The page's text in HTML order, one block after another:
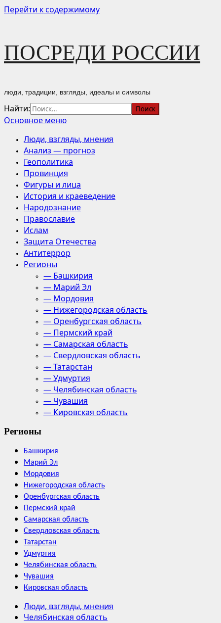
Перейти к содержимому
ПОСРЕДИ РОССИИ
люди, традиции, взгляды, идеалы и символы
Найти:
Основное меню
Люди, взгляды, мнения
Анализ — прогноз
Геополитика
Провинция
Фигуры и лица
История и краеведение
Народознание
Православие
Ислам
Защита Отечества
Антитеррор
Регионы
— Башкирия
— Марий Эл
— Мордовия
— Нижегородская область
— Оренбургская область
— Пермский край
— Самарская область
— Свердловская область
— Татарстан
— Удмуртия
— Челябинская область
— Чувашия
— Кировская область
Регионы
Башкирия
Марий Эл
Мордовия
Нижегородская область
Оренбургская область
Пермский край
Самарская область
Свердловская область
Татарстан
Удмуртия
Челябинская область
Чувашия
Кировская область
Люди, взгляды, мнения
Челябинская область